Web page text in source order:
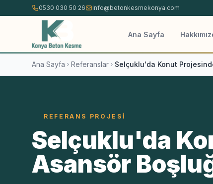
İçeriğe atla0530 030 50 26 info@betonkesmekonya.com
Ana Sayfa
Ana Sayfa Referanslar Selçuklu'da Konut
REFERANS PROJESI
Selçuklu'da
Asansör